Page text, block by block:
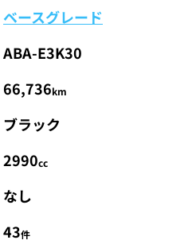
ベースグレード
ABA-E3K30
66,736km
ブラック
2990cc
なし
43件